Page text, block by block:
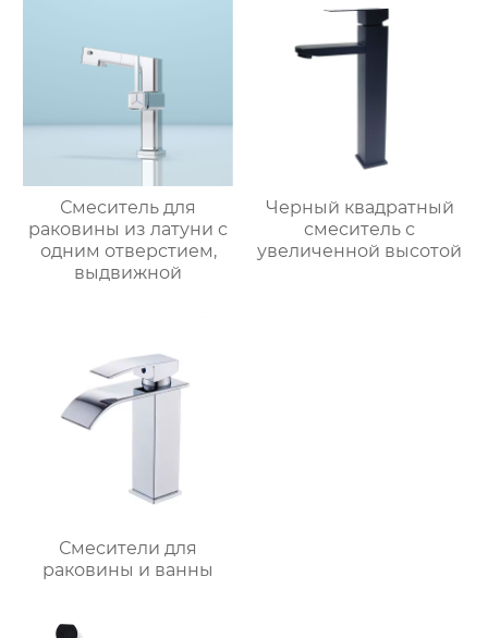
Смеситель для
раковины из латуни с
одним отверстием,
выдвижной
Черный квадратный
смеситель с
увеличенной высотой
Смесители для
раковины и ванны